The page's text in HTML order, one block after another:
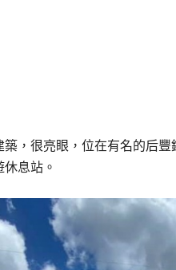
，很亮眼，位在有名的后
息站。